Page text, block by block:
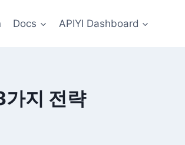
Docs APIYI Dashboard
지 전략